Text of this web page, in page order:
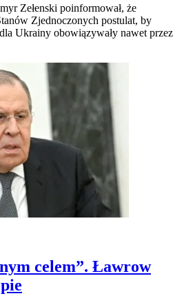
Zełenski poinformował, że
Zjednoczonych postulat, by
Ukrainy obowiązywały nawet przez
celem”. Ławrow